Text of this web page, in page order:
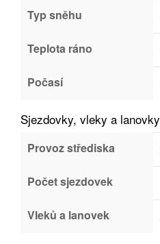
Typ sněhu
Teplota ráno
Počasí
Sjezdovky, vleky a lanovky
Provoz střediska
Počet sjezdovek
Vleků a lanovek